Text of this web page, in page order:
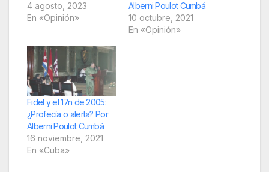
4 agosto, 2023
En «Opinión»
Alberni Poulot Cumbá
10 octubre, 2021
En «Opinión»
Fidel y el 17n de 2005:
¿Profecía o alerta? Por
Alberni Poulot Cumbá
16 noviembre, 2021
En «Cuba»